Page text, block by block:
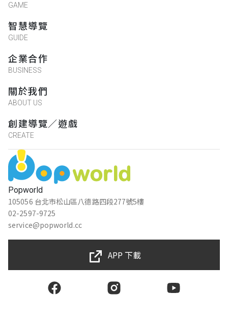
Popworld
105056 台北市松山區八德路四段277號5樓
02-2597-9725
service@popworld.cc
GAME
智慧導覽
GUIDE
企業合作
BUSINESS
關於我們
ABOUT US
創建導覽／遊戲
CREATE
APP 下載